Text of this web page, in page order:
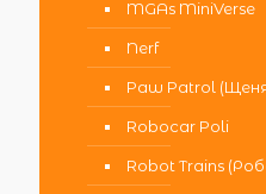
MGAs MiniVerse
Nerf
Paw Patrol
Robocar Poli
Robot Trains